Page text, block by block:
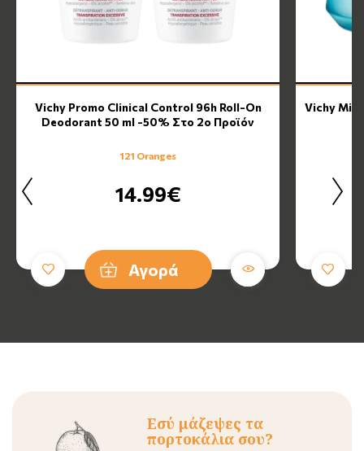
Vichy Promo Clinical Control 96h Roll-On
Deodorant 50 ml -50% Στο 2ο Προϊόν
121 Oranges
14.99€
Αγορά
Vichy
Εσύ μάζεψες τα
πορτοκάλια σου?